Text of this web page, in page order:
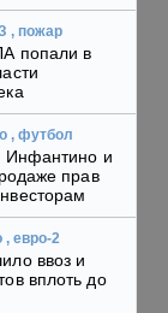
, пожар
попали в
, футбол
Инфантино и
прав
, евро-2
ввоз и
вплоть до